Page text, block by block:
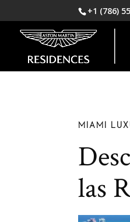
+1 (786)
las
MIAMI